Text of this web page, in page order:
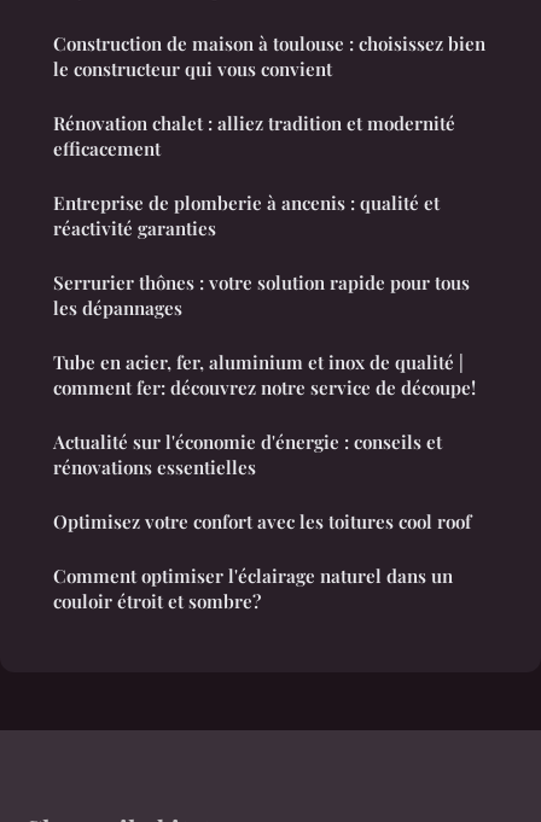
Construction de maison à toulouse : choisissez bien
le constructeur qui vous convient
Rénovation chalet : alliez tradition et modernité
efficacement
Entreprise de plomberie à ancenis : qualité et
réactivité garanties
Serrurier thônes : votre solution rapide pour tous
les dépannages
Tube en acier, fer, aluminium et inox de qualité |
comment fer: découvrez notre service de découpe!
Actualité sur l'économie d'énergie : conseils et
rénovations essentielles
Optimisez votre confort avec les toitures cool roof
Comment optimiser l'éclairage naturel dans un
couloir étroit et sombre?